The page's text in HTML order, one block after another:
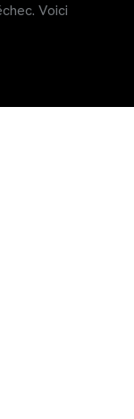
Voici